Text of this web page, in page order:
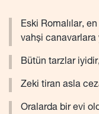
Eski Romalılar,
vahşi canavarlara
Bütün tarzlar
Zeki tiran asla
Oralarda bir evi